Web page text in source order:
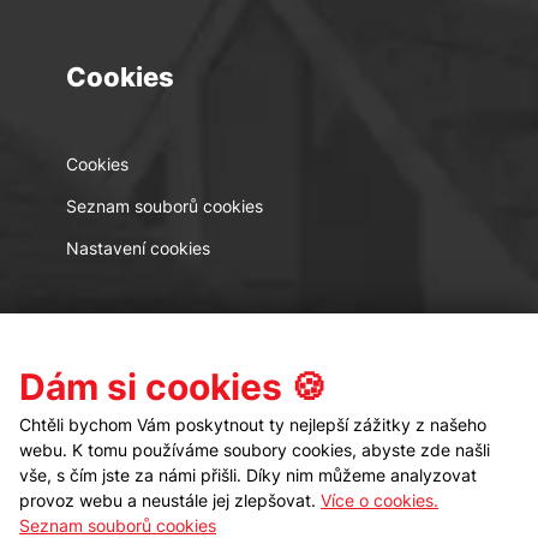
Cookies
Cookies
Seznam souborů cookies
Nastavení cookies
Kontakt Sledujte nás
Dám si cookies 🍪
Chtěli bychom Vám poskytnout ty nejlepší zážitky z našeho
webu. K tomu používáme soubory cookies, abyste zde našli
vše, s čím jste za námi přišli. Díky nim můžeme analyzovat
provoz webu a neustále jej zlepšovat. Více o cookies.
Seznam souborů cookies